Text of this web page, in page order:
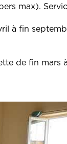
max).
à fin
de fin